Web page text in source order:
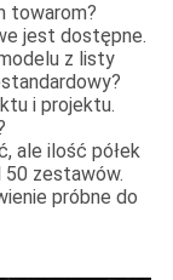
towarom?
jest dostępne.
z listy
i projektu.
ale ilość półek
50 zestawów.
próbne do